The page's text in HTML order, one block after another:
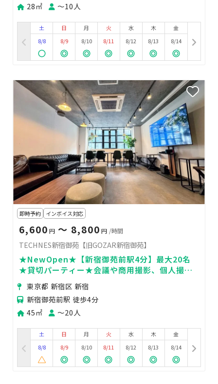
28㎡
〜10人
土
8/8
日
8/9
月
8/10
火
8/11
水
8/12
木
8/13
金
8/14
即時予約 インボイス対応
6,600 円 〜 8,800 円 /時間
TECHNES新宿御苑【旧GOZAR新宿御苑】
★NewOpen★【新宿御苑前駅4分】最大20名
★貸切パーティー★会議や商用撮影、個人撮影
等 東京都 新宿区 新宿
新宿御苑前駅 徒歩4分
45㎡
〜20人
土
8/8
日
8/9
月
8/10
火
8/11
水
8/12
木
8/13
金
8/14